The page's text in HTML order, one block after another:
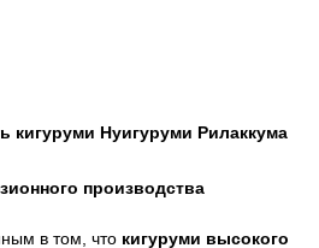
кигуруми Нуигуруми Рилаккума
производства
в том, что кигуруми высокого